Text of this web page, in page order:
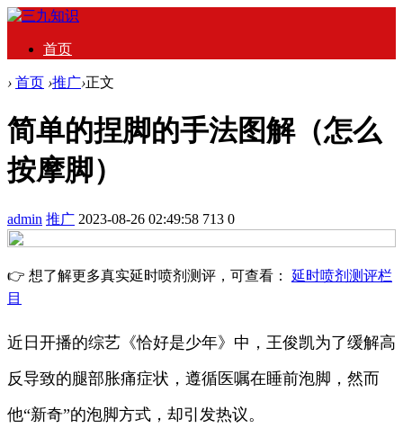
首页
› 首页 ›推广›正文
简单的捏脚的手法图解（怎么
按摩脚）
admin 推广 2023-08-26 02:49:58 713 0
👉 想了解更多真实延时喷剂测评，可查看： 延时喷剂测评栏
目
近日开播的综艺《恰好是少年》中，王俊凯为了缓解高
反导致的腿部胀痛症状，遵循医嘱在睡前泡脚，然而
他“新奇”的泡脚方式，却引发热议。